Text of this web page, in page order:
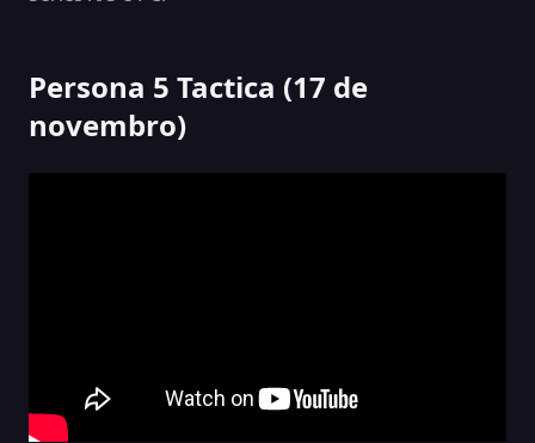
Persona 5 Tactica (17 de
novembro)